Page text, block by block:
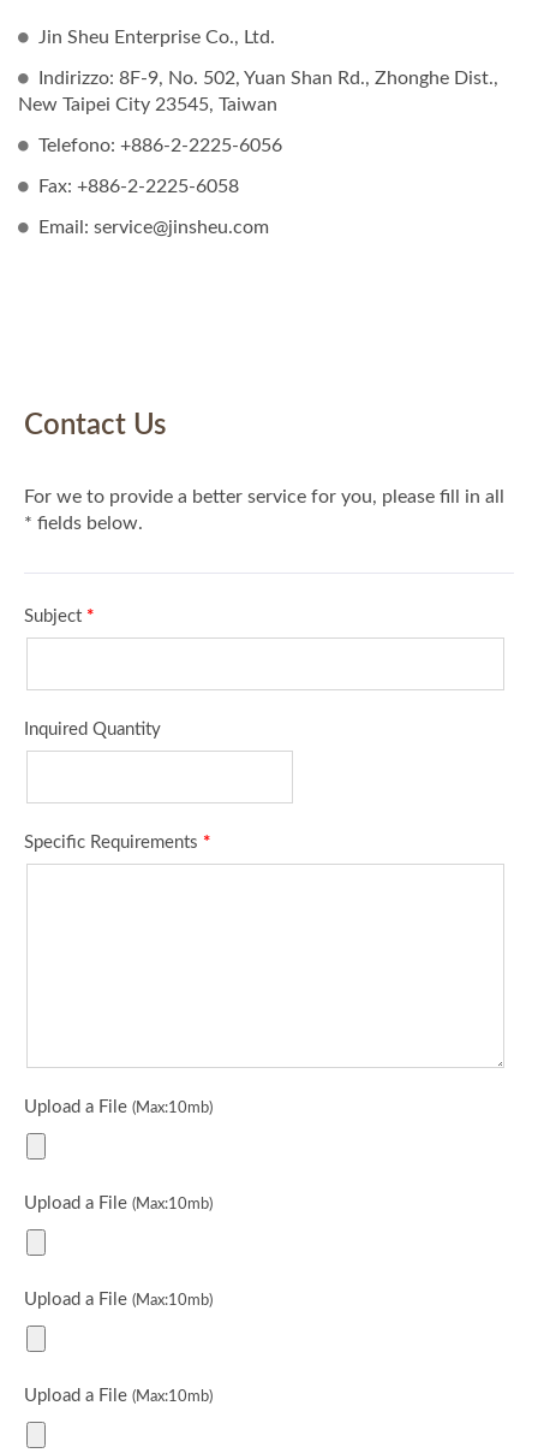
Jin Sheu Enterprise Co., Ltd.
Indirizzo: 8F-9, No. 502, Yuan Shan Rd., Zhonghe Dist.,
New Taipei City 23545, Taiwan
Telefono: +886-2-2225-6056
Fax: +886-2-2225-6058
Email: service@jinsheu.com